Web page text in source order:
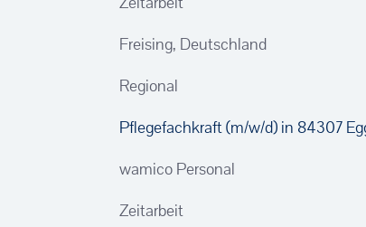
Freising, Deutschland
Regional
Pflegefachkraft (m/w/d) in 84307
wamico Personal
Zeitarbeit